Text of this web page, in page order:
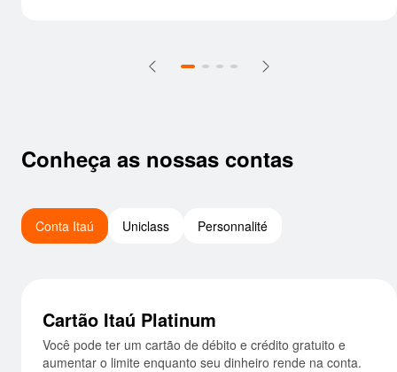
Conheça as nossas contas
Conta Itaú Uniclass Personnalité
Cartão Itaú Platinum
Você pode ter um cartão de débito e crédito gratuito
e aumentar o limite enquanto seu dinheiro rende na